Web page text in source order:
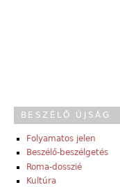
BESZÉLŐ ÚJSÁG
Folyamatos jelen
Beszélő-beszélgetés
Roma-dosszié
Kultúra